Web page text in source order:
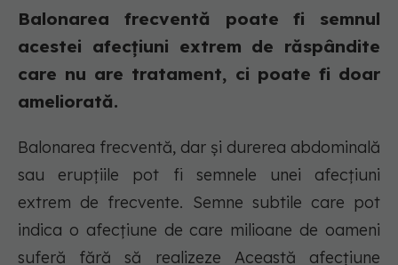
Balonarea frecventă poate fi semnul
acestei afecțiuni extrem de răspândite
care nu are tratament, ci poate fi doar
ameliorată.
Balonarea frecventă, dar și durerea abdominală
sau erupțiile pot fi semnele unei afecțiuni
extrem de frecvente. Semne subtile care pot
indica o afecțiune de care milioane de oameni
suferă fără să realizeze Această afecțiune